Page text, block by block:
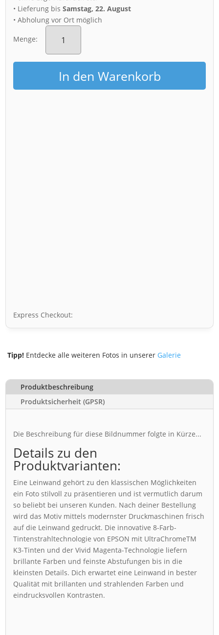
• Lieferung bisSamstag, 22. August
• Abholung vor Ort möglich
Menge:
Leinwand
(00792)
über
Dresden
MengeIn den Warenkorb
Express Checkout:
Tipp! Entdecke alle weiteren Fotos in unserer Galerie
Produktbeschreibung
Produktsicherheit (GPSR)
Die Beschreibung für diese Bildnummer folgte in Kürze...
Details zu den
Produktvarianten:
Eine Leinwand gehört zu den klassischen Möglichkeiten
ein Foto stilvoll zu präsentieren und ist vermutlich darum
so beliebt bei unseren Kunden. Nach deiner Bestellung
wird das Motiv mittels modernster Druckmaschinen frisch
auf die Leinwand gedruckt. Die innovative 8-Farb-
Tintenstrahltechnologie von EPSON mit UltraChromeTM
K3-Tinten und der Vivid Magenta-Technologie liefern
brillante Farben und feinste Abstufungen bis in die
kleinsten Details. Dich erwartet eine Leinwand in bester
Qualität mit brillanten und strahlenden Farben und
eindrucksvollen Kontrasten.